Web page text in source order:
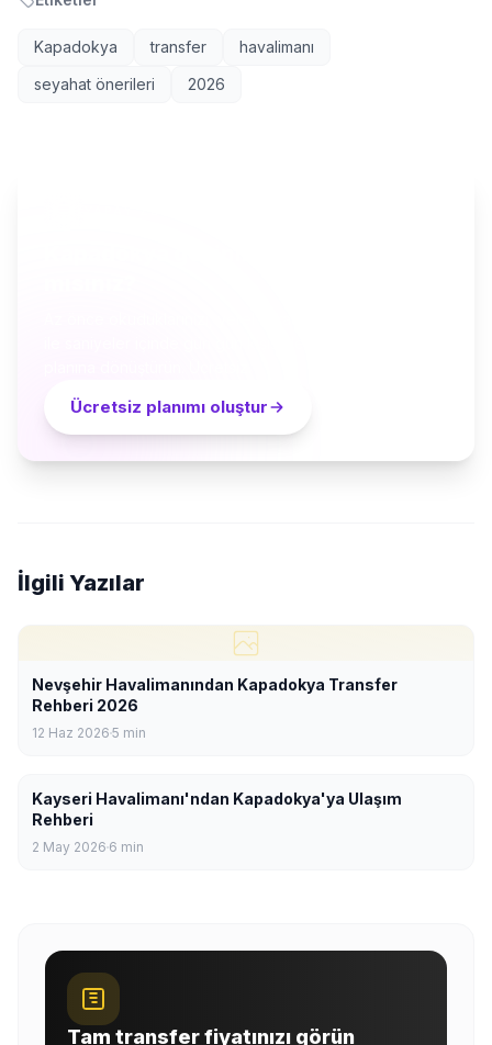
Kapadokya transfer
havalimanı
seyahat önerileri
2026
Ücretsiz planımı oluştur
İlgili Yazılar
Nevşehir Havalimanından Kapadokya Transfer
Rehberi 2026
12 Haz 2026 5 min
Kayseri Havalimanı'ndan Kapadokya'ya Ulaşım
Rehberi
2 May 2026 6 min
Tam transfer fiyatınızı görün